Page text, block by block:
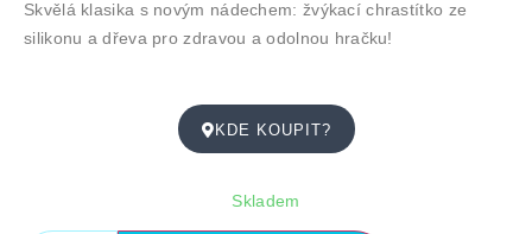
Skvělá klasika s novým nádechem: žvýkací chrastítko ze
silikonu a dřeva pro zdravou a odolnou hračku!
KDE KOUPIT?
Skladem